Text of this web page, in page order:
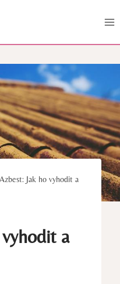
Azbest: Jak ho vyhodit a
a